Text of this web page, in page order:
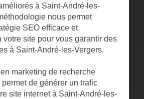
à Saint-André-les-
nous permet
SEO efficace et
votre site pour vous garantir des
à Saint-André-les-Vergers.
marketing de recherche
de générer un trafic
site internet à Saint-André-les-